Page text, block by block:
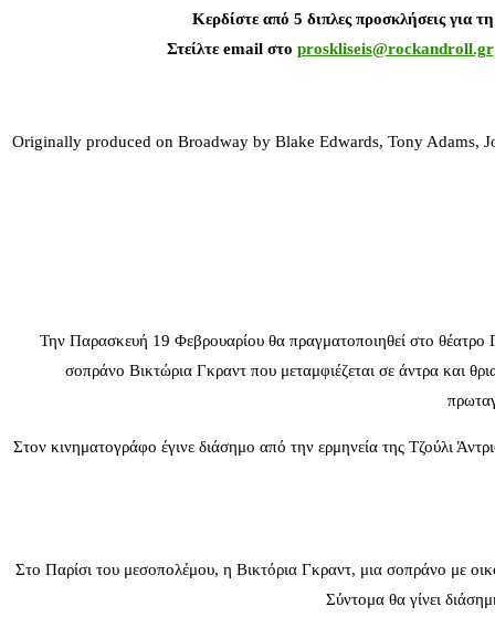
Κερδίστε από 5 διπλες προσκλήσεις
Στείλτε email στο proskliseis@rockandroll.gr
Originally produced on Broadway by Blake Edwards, Tony Adams,
Την Παρασκευή 19 Φεβρουαρίου θα πραγματοποιηθεί στο
σοπράνο Βικτώρια Γκραντ που μεταμφιέζεται σε άντρα και
Στον κινηματογράφο έγινε διάσημο από την ερμηνεία της Τζούλι
Στο Παρίσι του μεσοπολέμου, η Βικτόρια Γκραντ, μια σοπράνο με
Σύντομα θα γίνει